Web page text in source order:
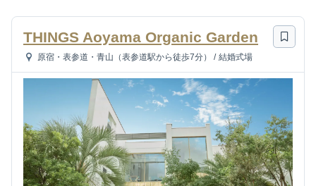
THINGS Aoyama Organic Garden
原宿・表参道・青山（表参道駅から徒歩7分） / 結婚式場